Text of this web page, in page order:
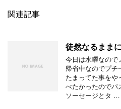
関連記事
徒然なるまま
今日は水曜なので
帰省中なのでプチ
たまってた事をや
べたかったのでパ
ソーセージとタ …